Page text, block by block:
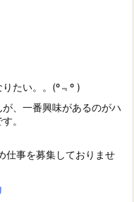
たい。。(º﹃º )
、一番興味があるのがハ
。
仕事を募集しておりませ